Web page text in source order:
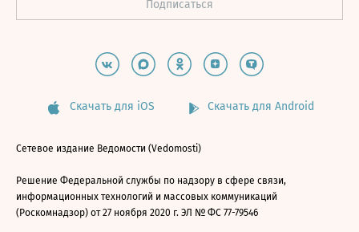
Скачать для iOS Скачать для Android
Сетевое издание Ведомости (Vedomosti)
Решение Федеральной службы по надзору в сфере связи,
информационных технологий и массовых коммуникаций
(Роскомнадзор) от 27 ноября 2020 г. ЭЛ № ФС 77-79546